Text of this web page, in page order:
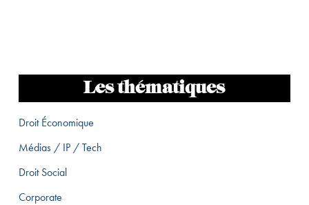
Les thématiques
Droit Économique
Médias / IP / Tech
Droit Social
Corporate